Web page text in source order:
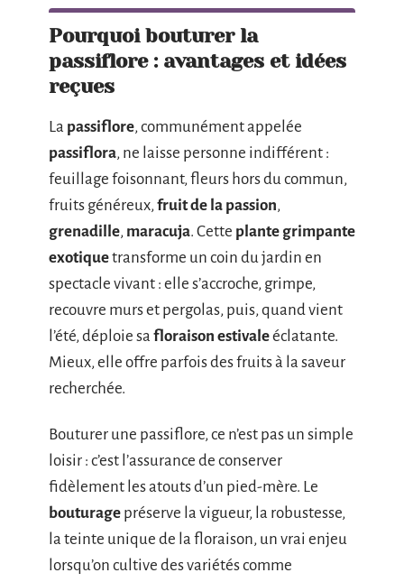
Pourquoi bouturer la
passiflore : avantages et idées
reçues
La passiflore, communément appelée
passiflora, ne laisse personne indifférent :
feuillage foisonnant, fleurs hors du commun,
fruits généreux, fruit de la passion,
grenadille, maracuja. Cette plante grimpante
exotiquetransforme un coin du jardin en
spectacle vivant : elle s’accroche, grimpe,
recouvre murs et pergolas, puis, quand vient
l’été, déploie sa floraison estivaleéclatante.
Mieux, elle offre parfois des fruits à la saveur
recherchée.
Bouturer une passiflore, ce n’est pas un simple
loisir : c’est l’assurance de conserver
fidèlement les atouts d’un pied-mère. Le
bouturage préserve la vigueur, la robustesse,
la teinte unique de la floraison, un vrai enjeu
lorsqu’on cultive des variétés comme